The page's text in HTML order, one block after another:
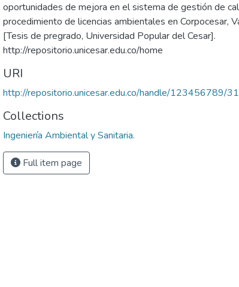
oportunidades de mejora en el sistema de gestión de
procedimiento de licencias ambientales en Corpocesar,
[Tesis de pregrado, Universidad Popular del Cesar].
http://repositorio.unicesar.edu.co/home
URI
http://repositorio.unicesar.edu.co/handle/123456789/
Collections
Ingeniería Ambiental y Sanitaria.
Full item page